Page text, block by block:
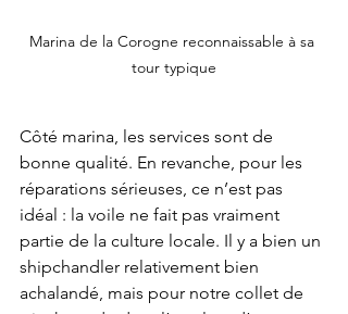
Marina de la Corogne reconnaissable à sa
tour typique
Côté marina, les services sont de
bonne qualité. En revanche, pour les
réparations sérieuses, ce n’est pas
idéal : la voile ne fait pas vraiment
partie de la culture locale. Il y a bien un
shipchandler relativement bien
achalandé, mais pour notre collet de